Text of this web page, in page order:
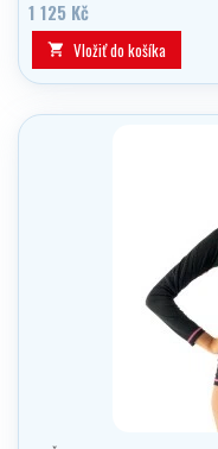
1 125 Kč
 Vložiť do košíka